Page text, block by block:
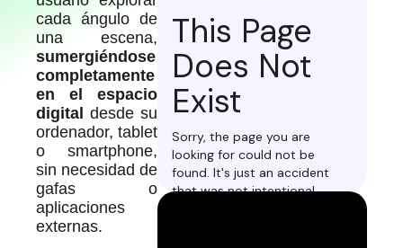
cada ángulo de
una escena,
sumergiéndose
completamente
en el espacio
digital desde su
ordenador, tablet
o smartphone,
sin necesidad de
gafas o
aplicaciones
externas.